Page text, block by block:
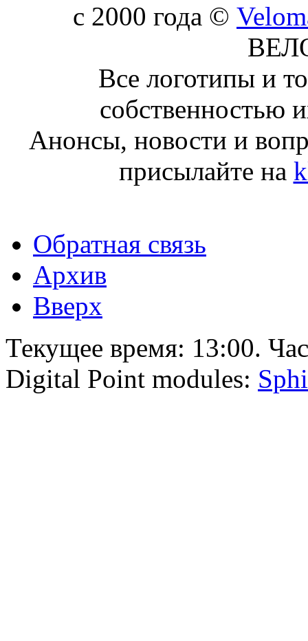
c 2000 года ©
Все логотипы и
собственностью
Анонсы, новости и
присылайте на
Обратная связь
Архив
Вверх
Текущее время: 13:00.
Digital Point modules: